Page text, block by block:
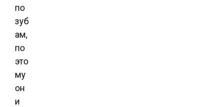
по
зуб
ам,
по
это
му
он
и